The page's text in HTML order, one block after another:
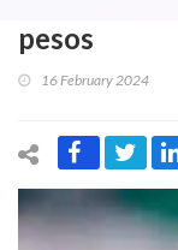
pesos
16 February 2024